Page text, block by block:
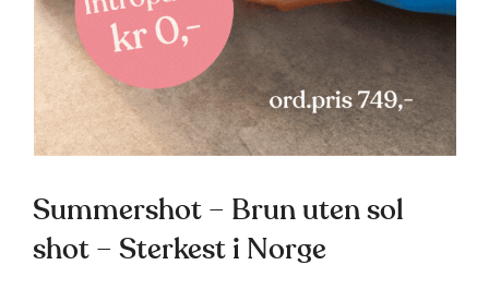
Summershot – Brun uten sol
shot – Sterkest i Norge